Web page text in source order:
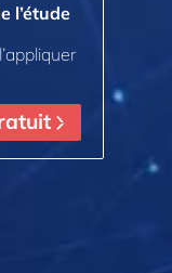
l’étude